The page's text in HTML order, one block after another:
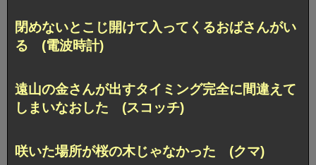
閉めないとこじ開けて入ってくるおばさんがい
る (電波時計)
遠山の金さんが出すタイミング完全に間違えて
しまいなおした (スコッチ)
咲いた場所が桜の木じゃなかった (クマ)